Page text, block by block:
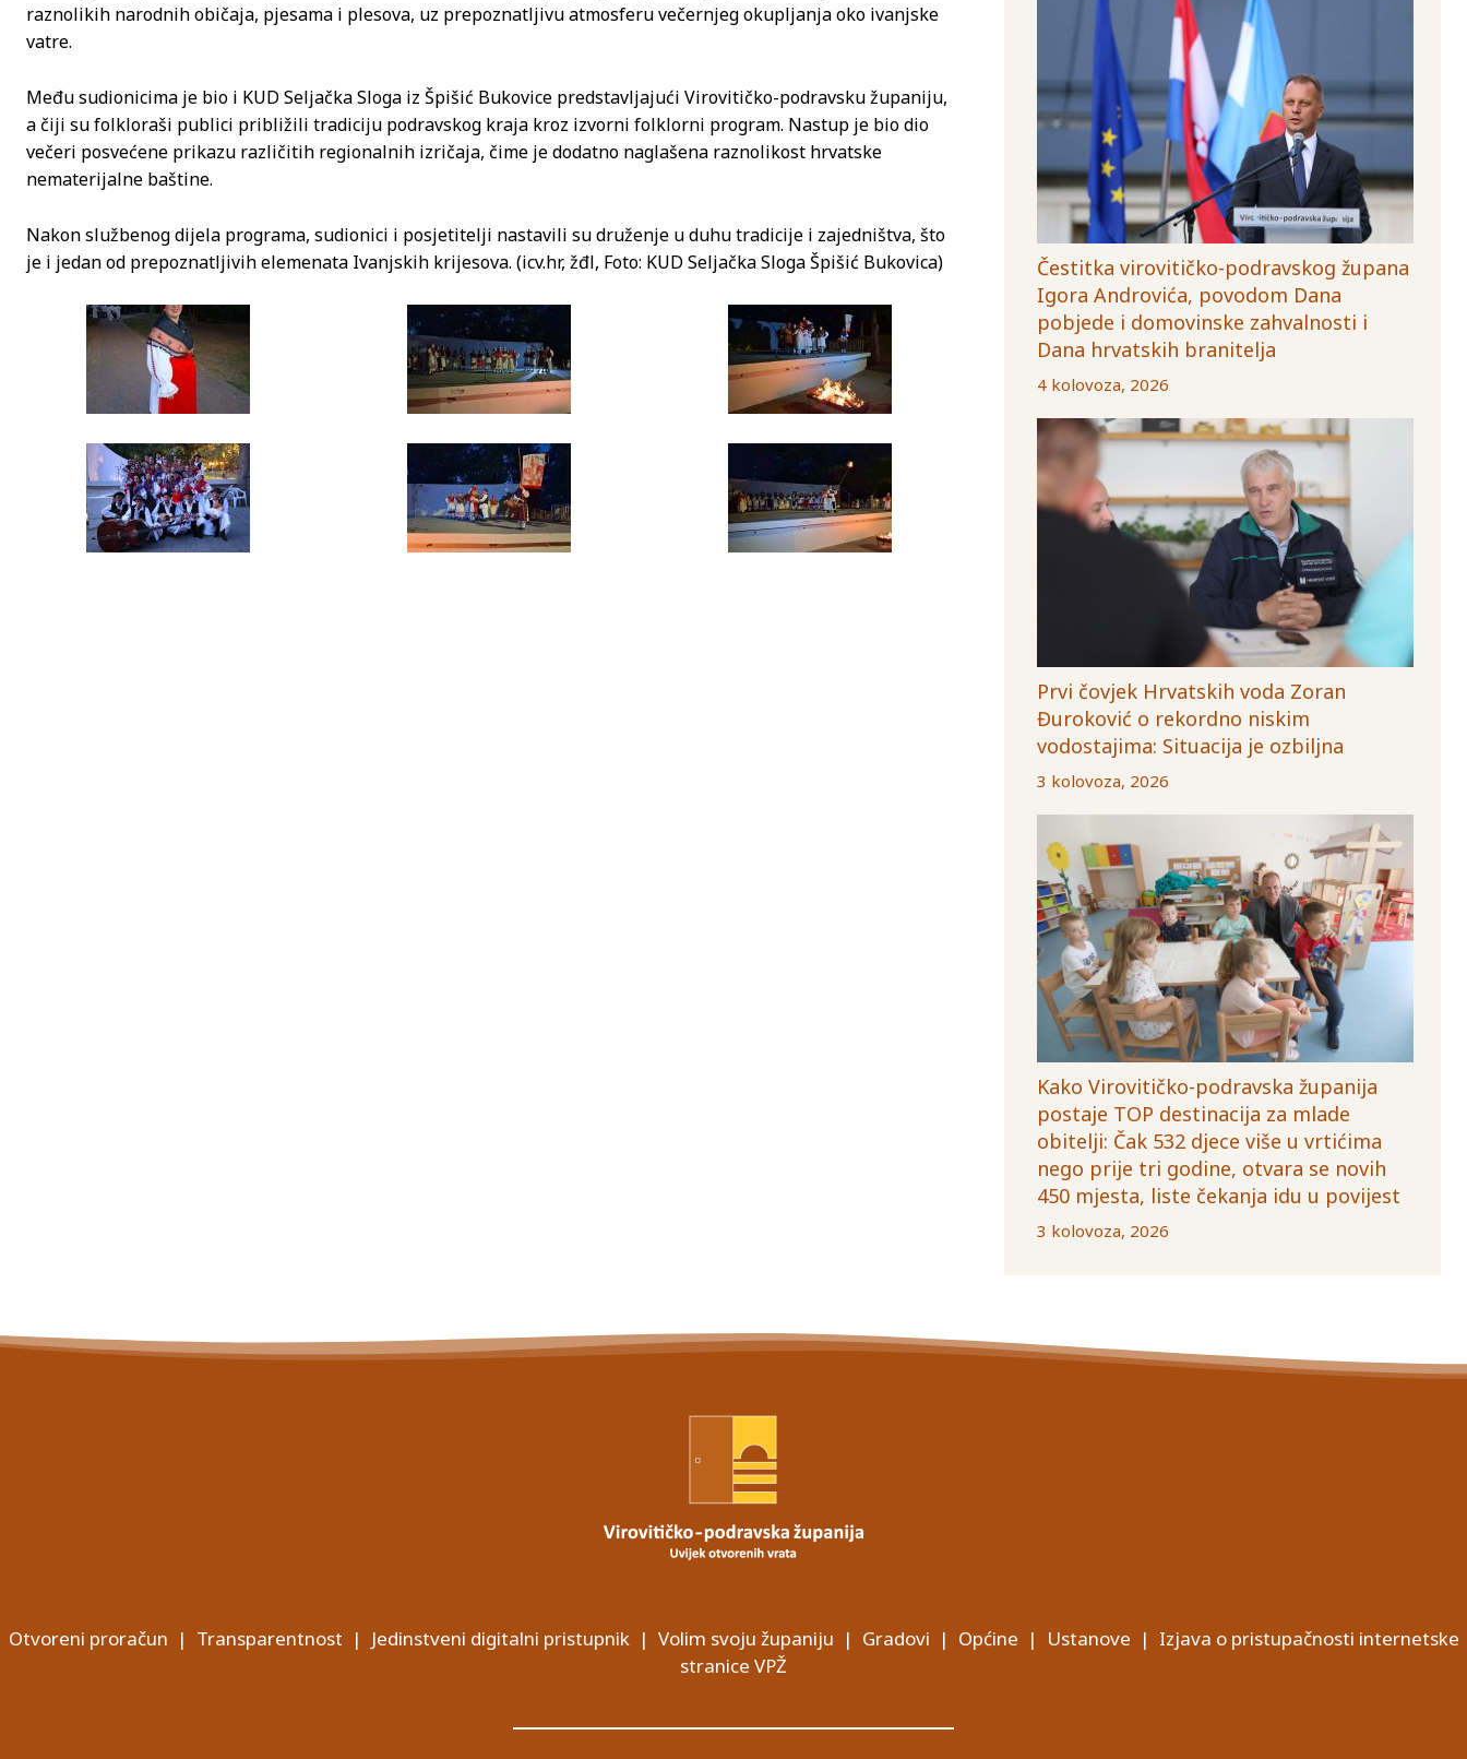
raznolikih narodnih običaja, pjesama i plesova, uz prepoznatljivu atmosferu večernjeg okupljanja oko ivanjske
vatre.
Među sudionicima je bio i KUD Seljačka Sloga iz Špišić Bukovice predstavljajući Virovitičko-podravsku županiju,
a čiji su folkloraši publici približili tradiciju podravskog kraja kroz izvorni folklorni program. Nastup je bio dio
večeri posvećene prikazu različitih regionalnih izričaja, čime je dodatno naglašena raznolikost hrvatske
nematerijalne baštine.
Nakon službenog dijela programa, sudionici i posjetitelji nastavili su druženje u duhu tradicije i zajedništva, što
je i jedan od prepoznatljivih elemenata Ivanjskih krijesova. (icv.hr, žđl, Foto: KUD Seljačka Sloga Špišić Bukovica)
Čestitka virovitičko-podravskog župana
Igora Androvića, povodom Dana
pobjede i domovinske zahvalnosti i
Dana hrvatskih branitelja
4 kolovoza, 2026
Prvi čovjek Hrvatskih voda Zoran
Đuroković o rekordno niskim
vodostajima: Situacija je ozbiljna
3 kolovoza, 2026
Kako Virovitičko-podravska županija
postaje TOP destinacija za mlade
obitelji: Čak 532 djece više u vrtićima
nego prije tri godine, otvara se novih
450 mjesta, liste čekanja idu u povijest
3 kolovoza, 2026
Otvoreni proračun | Transparentnost | Jedinstveni digitalni pristupnik| Volim svoju županiju | Gradovi | Općine | Ustanove | Izjava o pristupačnosti internetske
stranice VPŽ